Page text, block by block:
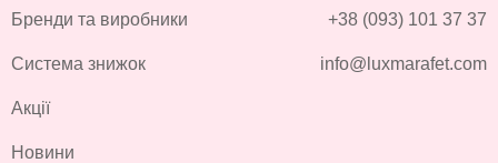
Бренди та виробники
Система знижок
Акції
Новини
+38 (093) 101 37 37
info@luxmarafet.com